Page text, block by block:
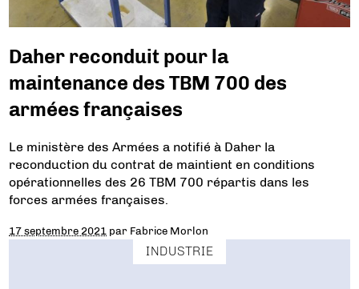
Daher reconduit pour la
maintenance des TBM 700 des
armées françaises
Le ministère des Armées a notifié à Daher la
reconduction du contrat de maintient en conditions
opérationnelles des 26 TBM 700 répartis dans les
forces armées françaises.
17 septembre 2021 par Fabrice Morlon
INDUSTRIE